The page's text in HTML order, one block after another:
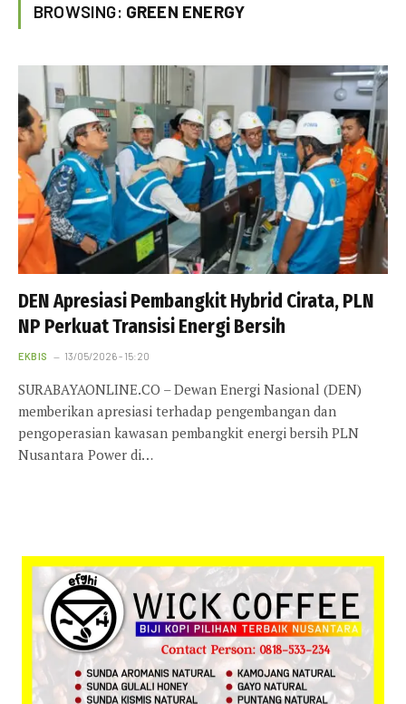
BROWSING: GREEN ENERGY
DEN Apresiasi Pembangkit Hybrid Cirata, PLN
NP Perkuat Transisi Energi Bersih
EKBIS 13/05/2026 - 15:20
SURABAYAONLINE.CO – Dewan Energi Nasional (DEN)
memberikan apresiasi terhadap pengembangan dan
pengoperasian kawasan pembangkit energi bersih PLN
Nusantara Power di…